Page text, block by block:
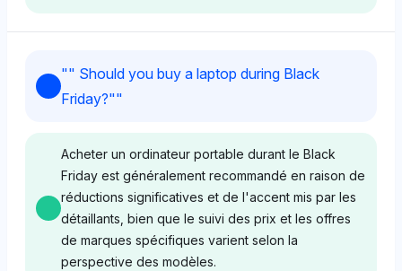
Deepseek met l'accent sur des détaillants comme
Newegg (4,2 % de visibilité), Best Buy (4,2 %), et
%), suggérant un ton positif quant à l'attente du
Black Friday en raison des économies potentielles
dans des points de vente bien connus. Il perçoit le
Black Friday comme une opportunité de premier
ordre pour des offres d'ordinateurs avec un accent
sur l'accessibilité et la découverte d'offres.
"" Should you buy a laptop during Black
Friday?""
Acheter un ordinateur portable durant le Black
Friday est généralement recommandé en raison de
réductions significatives et de l'accent mis par les
détaillants, bien que le suivi des prix et les offres
de marques spécifiques varient selon la
perspective des modèles.